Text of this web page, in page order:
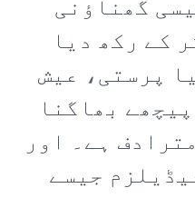
گھناؤنی
کے رکھ دیا
پرستی، عیش
بھاگنا
ہے۔ اور
جیسے